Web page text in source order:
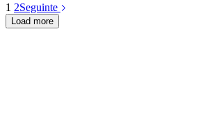
1 2Seguinte
Load more